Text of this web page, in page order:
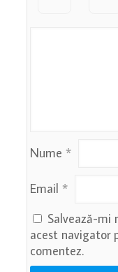
Nume *
Email *
Salvează-mi
acest navigator
comentez.